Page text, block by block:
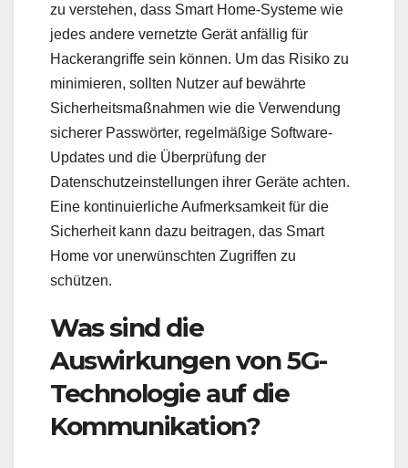
zu verstehen, dass Smart Home-Systeme wie
jedes andere vernetzte Gerät anfällig für
Hackerangriffe sein können. Um das Risiko zu
minimieren, sollten Nutzer auf bewährte
Sicherheitsmaßnahmen wie die Verwendung
sicherer Passwörter, regelmäßige Software-
Updates und die Überprüfung der
Datenschutzeinstellungen ihrer Geräte achten.
Eine kontinuierliche Aufmerksamkeit für die
Sicherheit kann dazu beitragen, das Smart
Home vor unerwünschten Zugriffen zu
schützen.
Was sind die
Auswirkungen von 5G-
Technologie auf die
Kommunikation?